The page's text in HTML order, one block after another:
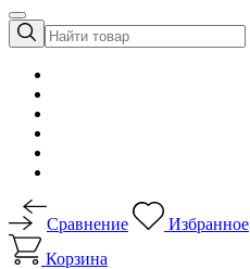
Сравнение
Избранное
Корзина